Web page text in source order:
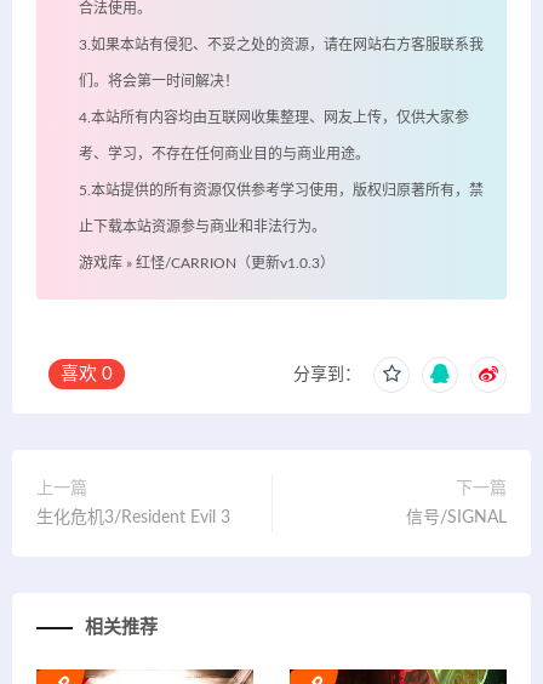
合法使用。
3.如果本站有侵犯、不妥之处的资源，请在网站右方客服联系我
们。将会第一时间解决！
4.本站所有内容均由互联网收集整理、网友上传，仅供大家参
考、学习，不存在任何商业目的与商业用途。
5.本站提供的所有资源仅供参考学习使用，版权归原著所有，禁
止下载本站资源参与商业和非法行为。
游戏库 » 红怪/CARRION（更新v1.0.3）
喜欢 0 分享到：
上一篇
生化危机3/Resident Evil 3
下一篇
信号/SIGNAL
相关推荐